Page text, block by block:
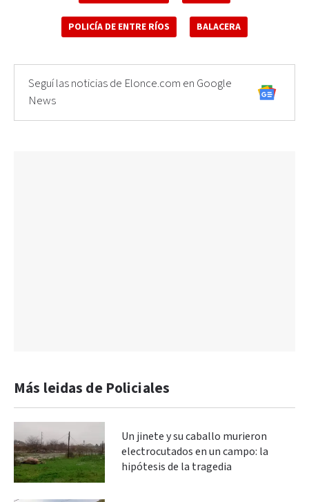
POLICÍA DE ENTRE RÍOS BALACERA
Seguí las noticias de Elonce.com en Google
News
Más leidas de Policiales
Un jinete y su caballo murieron
electrocutados en un campo: la
hipótesis de la tragedia